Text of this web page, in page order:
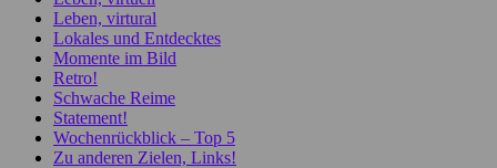
Leben, virtural
Lokales und Entdecktes
Momente im Bild
Retro!
Schwache Reime
Statement!
Wochenrückblick – Top 5
Zu anderen Zielen, Links!